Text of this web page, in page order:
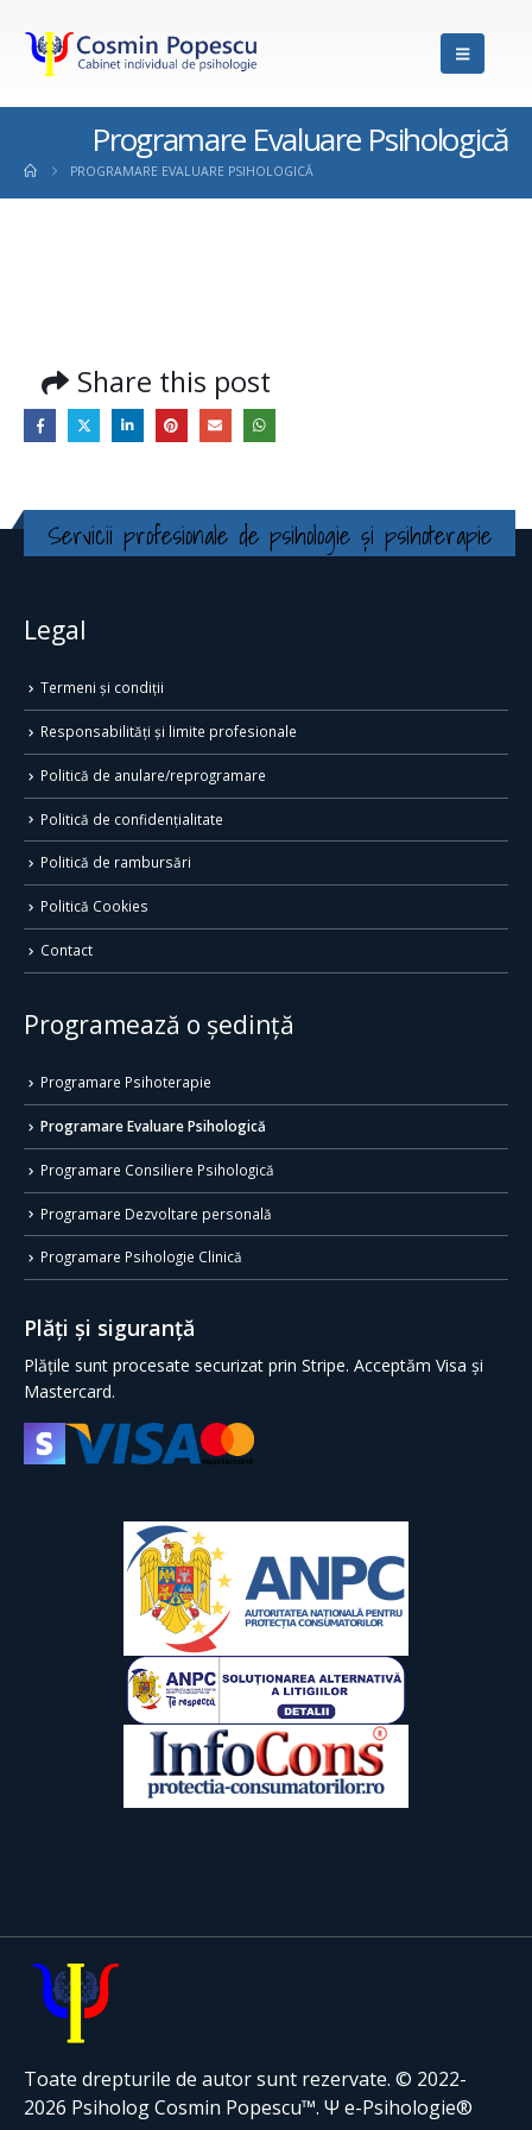
Programare Evaluare Psihologică
PROGRAMARE EVALUARE PSIHOLOGICĂ
Share this post
Servicii profesionale de psihologie și psihoterapie
Legal
Termeni și condiții
Responsabilități și limite profesionale
Politică de anulare/reprogramare
Politică de confidențialitate
Politică de rambursări
Politică Cookies
Contact
Programează o ședință
Programare Psihoterapie
Programare Evaluare Psihologică
Programare Consiliere Psihologică
Programare Dezvoltare personală
Programare Psihologie Clinică
Plăți și siguranță
Plățile sunt procesate securizat prin Stripe. Acceptăm Visa și
Mastercard.
Toate drepturile de autor sunt rezervate. © 2022-
2026 Psiholog Cosmin Popescu™. Ψ e-Psihologie®